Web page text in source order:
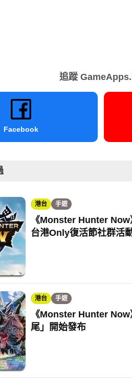
追蹤
Facebook
港台 手遊
《Monster Hunter
台港Only復活節社群活
港台 手遊
《Monster Hunter
尾」開始發布